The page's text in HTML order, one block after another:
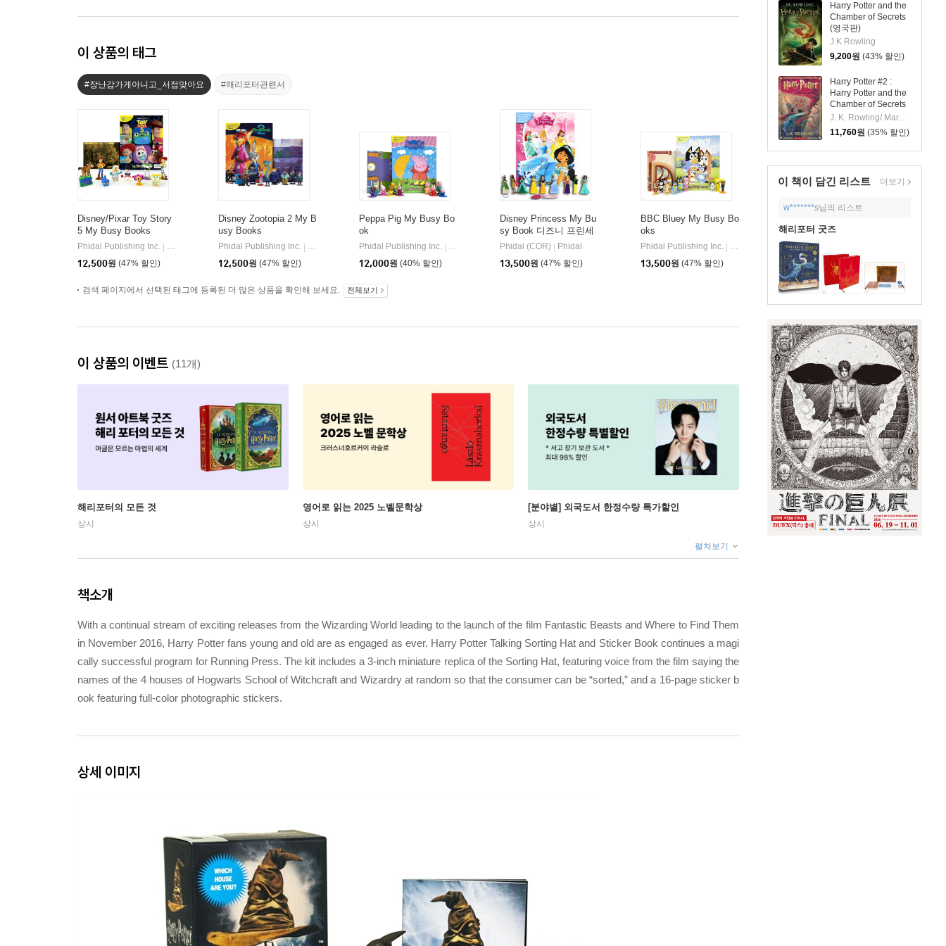
Harry Potter and the
Chamber of Secrets
(영국판)
J K Rowling
9,200원 (43% 할인)
Harry Potter #2 :
Harry Potter and the
Chamber of Secrets
J. K. Rowling/ Mary GrandPre (ILT)
11,760원 (35% 할인)
이 책이 담긴 리스트 더보기
w*******s님의 리스트
해리포터 굿즈
이 상품의 태그
#장난감가게아니고_서점맞아요 #해리포터관련서
Disney/Pixar Toy Story
5 My Busy Books
Phidal Publishing Inc.
Phidal
12,500원 (47% 할인)
Disney Zootopia 2 My B
usy Books
Phidal Publishing Inc.
Phidal
12,500원 (47% 할인)
Peppa Pig My Busy Bo
ok
Phidal Publishing Inc.
Phidal
12,000원 (40% 할인)
Disney Princess My Bu
sy Book 디즈니 프린세
스 비지북 피규어책
Phidal (COR)
Phidal
13,500원 (47% 할인)
BBC Bluey My Busy Bo
oks
Phidal Publishing Inc.
Phidal
13,500원 (47% 할인)
검색 페이지에서 선택된 태그에 등록된 더 많은 상품을 확인해 보세요. 전체보기
이 상품의 이벤트 (11개)
해리포터의 모든 것
상시
영어로 읽는 2025 노벨문학상
상시
[분야별] 외국도서 한정수량 특가할인
상시
펼쳐보기
책소개
With a continual stream of exciting releases from the Wizarding World leading to the launch of the film Fantastic Beasts and Where to Find Them
in November 2016, Harry Potter fans young and old are as engaged as ever. Harry Potter Talking Sorting Hat and Sticker Book continues a magi
cally successful program for Running Press. The kit includes a 3-inch miniature replica of the Sorting Hat, featuring voice from the film saying the
names of the 4 houses of Hogwarts School of Witchcraft and Wizardry at random so that the consumer can be “sorted,” and a 16-page sticker b
ook featuring full-color photographic stickers.
상세 이미지